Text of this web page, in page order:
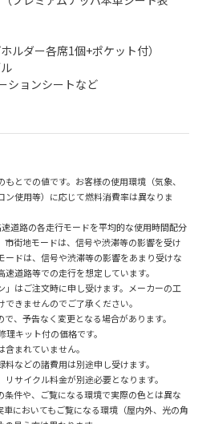
ルダー各席1個+ポケット付）
ションシートなど
とでの値です。お客様の使用環境（気象、
使用等）に応じて燃料消費率は異なりま
道路の各走行モードを平均的な使用時間配分
街地モードは、信号や渋滞等の影響を受け
ードは、信号や渋滞等の影響をあまり受けな
道路等での走行を想定しています。
はご注文時に申し受けます。メーカーの工
できませんのでご了承ください。
、予告なく変更となる場合があります。
キット付の価格です。
まれていません。
などの諸費用は別途申し受けます。
サイクル料金が別途必要となります。
件や、ご覧になる環境で実際の色とは異な
においてもご覧になる環境（屋内外、光の角